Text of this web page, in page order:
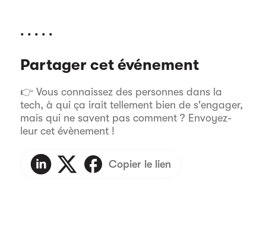
. . . . .
Partager cet événement
👉 Vous connaissez des personnes dans la
tech, à qui ça irait tellement bien de s'engager,
mais qui ne savent pas comment ? Envoyez-
leur cet évènement !
Copier le lien